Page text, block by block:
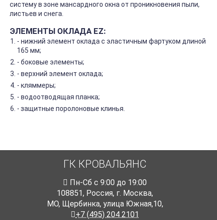
систему в зоне мансардного окна от проникновения пыли,
листьев и снега.
ЭЛЕМЕНТЫ ОКЛАДА EZ:
- нижний элемент оклада с эластичным фартуком длиной
165 мм;
- боковые элементы;
- верхний элемент оклада;
- кляммеры;
- водоотводящая планка;
- защитные поролоновые клинья.
ГК КРОВАЛЬЯНС
Пн-Cб с 9:00 до 19:00
108851, Россия, г. Москва,
МО, Щербинка, улица Южная,10,
+7 (495) 204 2101